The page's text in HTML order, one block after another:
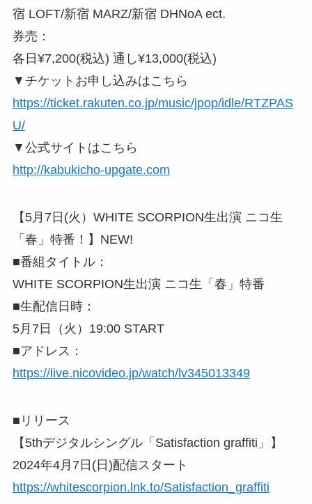
宿 LOFT/新宿 MARZ/新宿 DHNoA ect.
券売：
各日¥7,200(税込) 通し¥13,000(税込)
▼チケットお申し込みはこちら
https://ticket.rakuten.co.jp/music/jpop/idle/RTZPAS
U/
▼公式サイトはこちら
http://kabukicho-upgate.com
【5月7日(火）WHITE SCORPION生出演 ニコ生
「春」特番！】NEW!
■番組タイトル：
WHITE SCORPION生出演 ニコ生「春」特番
■生配信日時：
5月7日（火）19:00 START
■アドレス：
https://live.nicovideo.jp/watch/lv345013349
■リリース
【5thデジタルシングル「Satisfaction graffiti」】
2024年4月7日(日)配信スタート
https://whitescorpion.lnk.to/Satisfaction_graffiti